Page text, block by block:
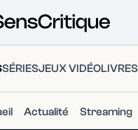
SÉRIESJEUX VIDÉOLIVRES
Actualité Streaming